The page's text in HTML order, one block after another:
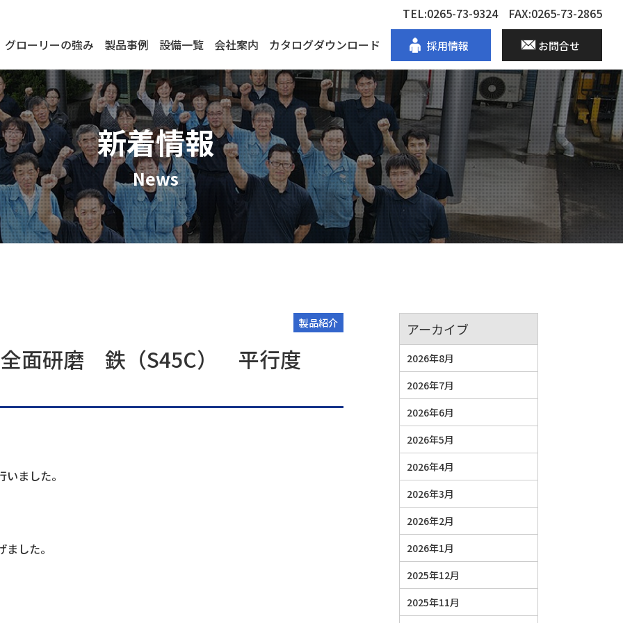
グローリーの強み 製品事例 設備一覧 会社案内 カタログダウンロード 採用情報 お問合せ
TEL:0265-73-9324 FAX:0265-73-2865
新着情報
News
製品紹介
面研磨 鉄（S45C） 平行度
ました。
した。
アーカイブ
2026年8月
2026年7月
2026年6月
2026年5月
2026年4月
2026年3月
2026年2月
2026年1月
2025年12月
2025年11月